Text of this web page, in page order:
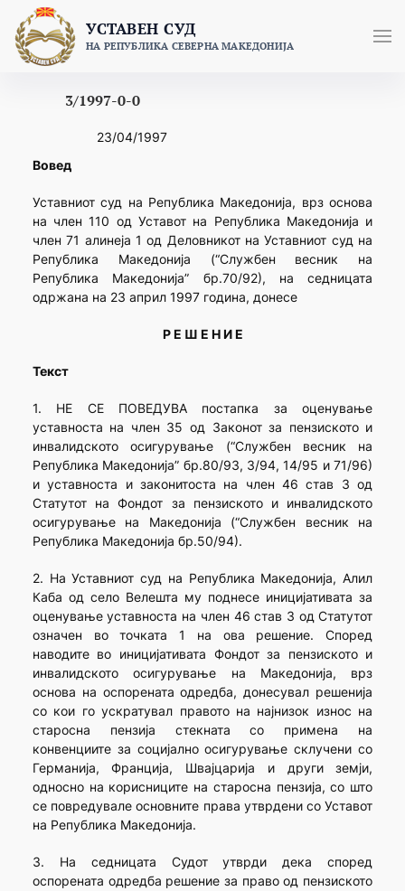
content
УСТАВЕН СУД
НА РЕПУБЛИКА СЕВЕРНА МАКЕДОНИЈА
3/1997-0-0
23/04/1997
Вовед
Уставниот суд на Република Македонија, врз основа
на член 110 од Уставот на Република Македонија и
член 71 алинеја 1 од Деловникот на Уставниот суд на
Република Македонија (“Службен весник на
Република Македонија” бр.70/92), на седницата
одржана на 23 април 1997 година, донесе
Р Е Ш Е Н И Е
Текст
1. НЕ СЕ ПОВЕДУВА постапка за оценување
уставноста на член 35 од Законот за пензиското и
инвалидското осигурување (“Службен весник на
Република Македонија” бр.80/93, 3/94, 14/95 и 71/96)
и уставноста и законитоста на член 46 став 3 од
Статутот на Фондот за пензиското и инвалидското
осигурување на Македонија (“Службен весник на
Република Македонија бр.50/94).
2. На Уставниот суд на Република Македонија, Алил
Каба од село Велешта му поднесе иницијативата за
оценување уставноста на член 46 став 3 од Статутот
означен во точката 1 на ова решение. Според
наводите во иницијативата Фондот за пензиското и
инвалидското осигурување на Македонија, врз
основа на оспорената одредба, донесувал решенија
со кои го ускратувал правото на најнизок износ на
старосна пензија стекната со примена на
конвенциите за социјално осигурување склучени со
Германија, Франција, Швајцарија и други земји,
односно на корисниците на старосна пензија, со што
се повредувале основните права утврдени со Уставот
на Република Македонија.
3. На седницата Судот утврди дека според
оспорената одредба решение за право од пензиското